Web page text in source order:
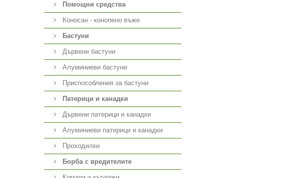
Помощни средства
Коносан - конопено въже
Бастуни
Дървени бастуни
Алуминиеви бастуни
Приспособления за бастуни
Патерици и канадки
Дървени патерици и канадки
Алуминиеви патерици и канадки
Проходилки
Борба с вредителите